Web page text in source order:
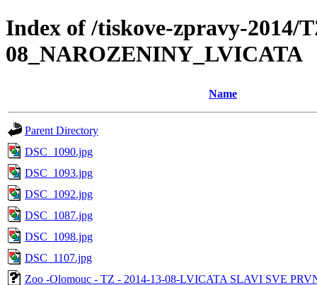
Index of /tiskove-zpravy-2014/
08_NAROZENINY_LVICATA
Name
Parent Directory
DSC_1090.jpg
DSC_1093.jpg
DSC_1092.jpg
DSC_1087.jpg
DSC_1098.jpg
DSC_1107.jpg
Zoo -Olomouc - TZ - 2014-13-08-LVICATA SLAVI SVE